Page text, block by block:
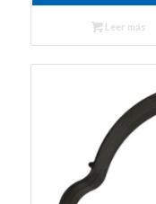
Leer más